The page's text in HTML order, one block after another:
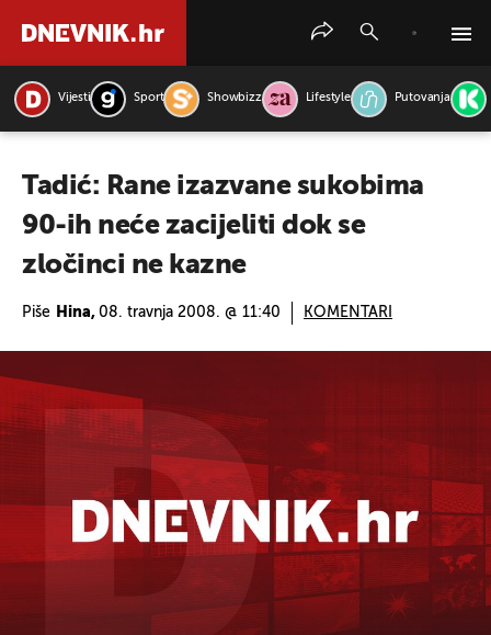
Vijesti Sport Showbizz Lifestyle Putovanja
Tadić: Rane izazvane sukobima
90-ih neće zacijeliti dok se
zločinci ne kazne
Piše Hina, 08. travnja 2008. @ 11:40 KOMENTARI
PRETRAŽITE VIJESTI